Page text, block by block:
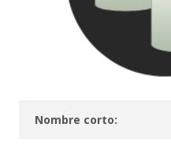
Nombre corto: